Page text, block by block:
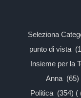
Seleziona
punto di vista
Insieme per la
Anna (65)
Politica (354) (